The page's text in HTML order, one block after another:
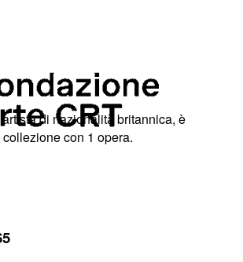
artista di nazionalità britannica, è
con 1 opera.